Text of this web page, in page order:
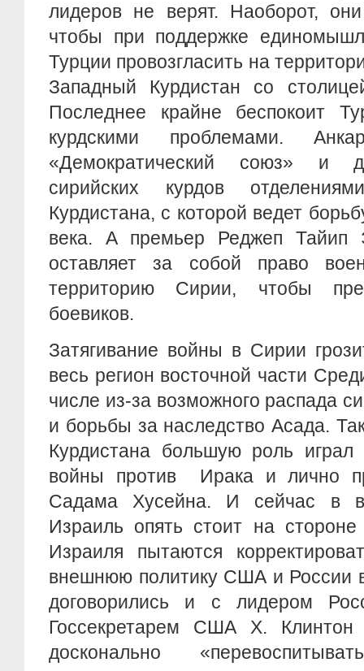
лидеров не верят. Наоборот,
чтобы при поддержке
Турции провозгласить на
Западный Курдистан со
Последнее крайне беспокоит
курдскими проблемами.
«Демократический союз» и
сирийских курдов
Курдистана, с которой ведет
века. А премьер Реджеп Тайип
оставляет за собой право
территорию Сирии, чтобы
боевиков.
Затягивание войны в Сирии
весь регион восточной части
числе из-за возможного распада
и борьбы за наследство Асада.
Курдистана большую роль
войны против Ирака и лично
Садама Хусейна. И сейчас в
Израиль опять стоит на
Израиля пытаются
внешнюю политику США и России
договорились и с лидером
Госсекретарем США Х.
досконально